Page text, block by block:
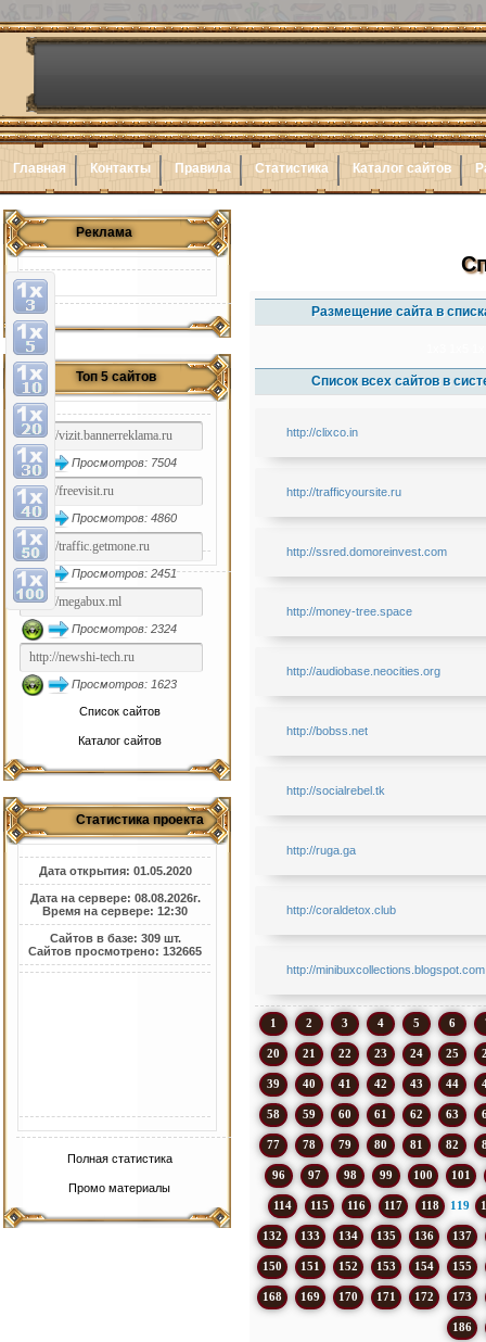
Главная Контакты Правила Статистика Каталог сайтов
Реклама
Топ 5 сайтов
Просмотров: 7504
Просмотров: 4860
Просмотров: 2451
Просмотров: 2324
Просмотров: 1623
Список сайтов
Каталог сайтов
Статистика проекта
Дата открытия: 01.05.2020
Дата на сервере: 08.08.2026г.
Время на сервере: 12:30
Сайтов в базе: 309 шт.
Сайтов просмотрено: 132665
Полная статистика
Промо материалы
Размещение сайта в
Список всех сайтов в
http://clixco.in
http://trafficyoursite.ru
http://ssred.domoreinvest.com
http://money-tree.space
http://audiobase.neocities.org
http://bobss.net
http://socialrebel.tk
http://ruga.ga
http://coraldetox.club
http://minibuxcollections.blogspot.com
1 2 3 4 5 6
20 21 22 23 24 25
39 40 41 42 43 44
58 59 60 61 62 63
77 78 79 80 81 82
96 97 98 99 100 101
114 115 116 117 118 119
132 133 134 135 136 137
150 151 152 153 154 155
168 169 170 171 172 173
186